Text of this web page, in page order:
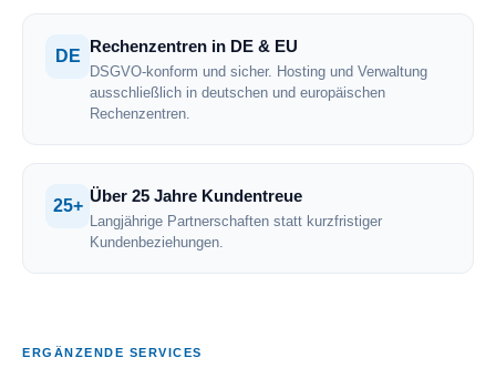
DE
Rechenzentren in DE & EU
DSGVO-konform und sicher. Hosting und Verwaltung
ausschließlich in deutschen und europäischen
Rechenzentren.
25+
Über 25 Jahre Kundentreue
Langjährige Partnerschaften statt kurzfristiger
Kundenbeziehungen.
ERGÄNZENDE SERVICES